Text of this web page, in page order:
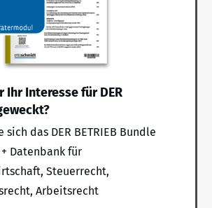
Ihr Interesse für DER
sich das DER BETRIEB Bundle
Datenbank für
Steuerrecht,
Arbeitsrecht